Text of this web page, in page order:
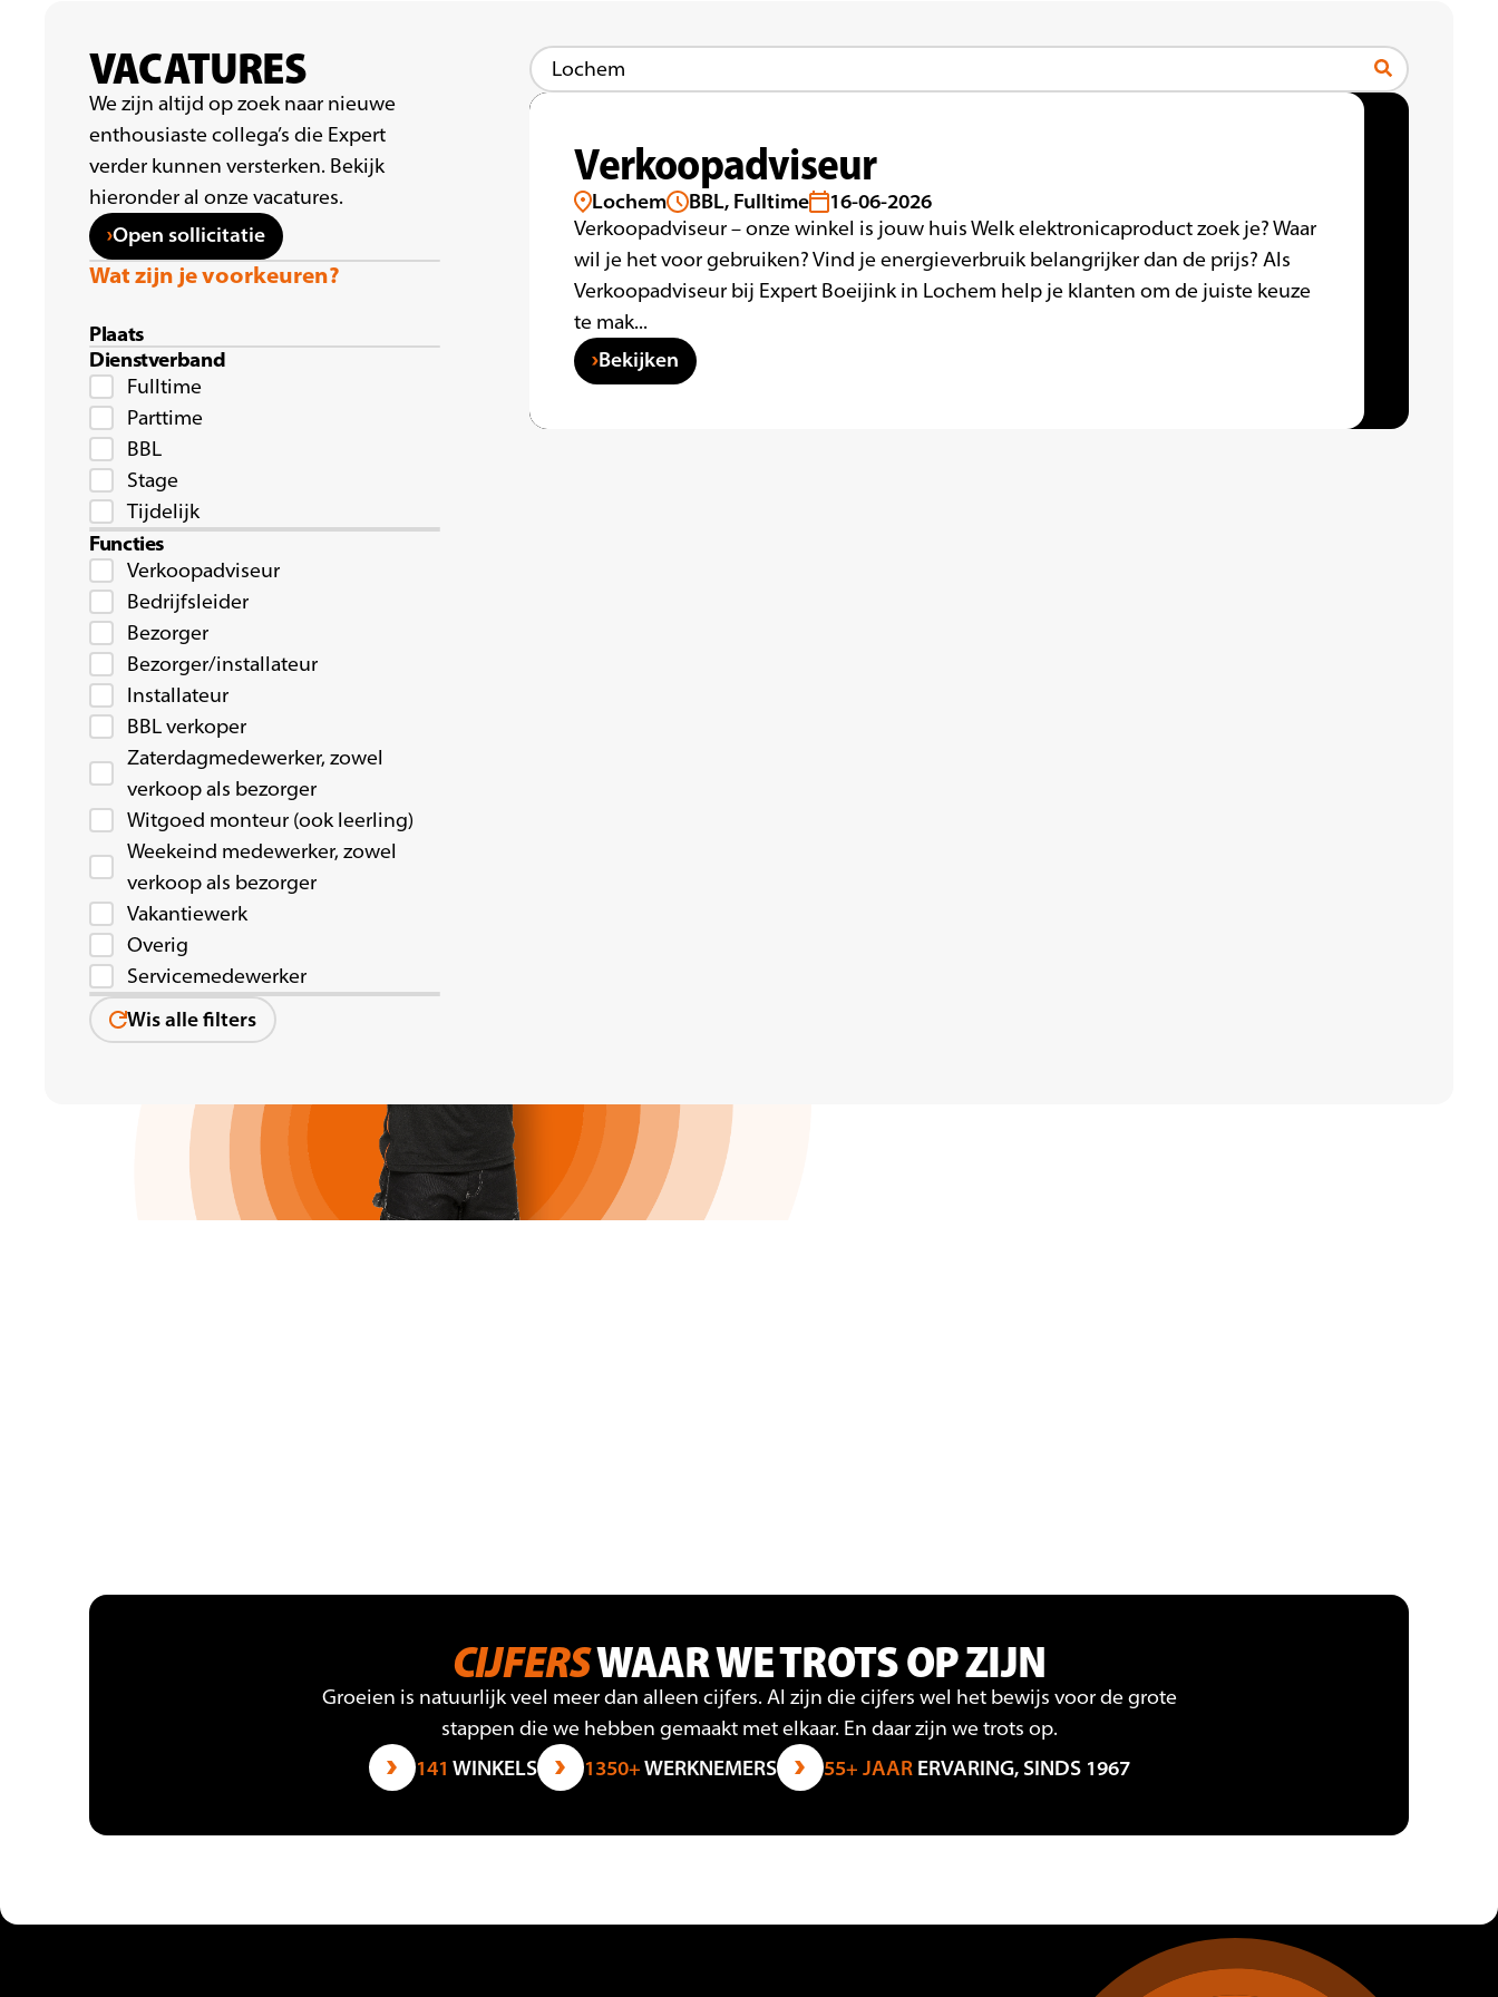
VACATURES
We zijn altijd op zoek naar nieuwe
enthousiaste collega’s die Expert
verder kunnen versterken. Bekijk
hieronder al onze vacatures.
Open sollicitatie
Wat zijn je voorkeuren?
Plaats
Dienstverband
Fulltime
Parttime
BBL
Stage
Tijdelijk
Functies
Verkoopadviseur
Bedrijfsleider
Bezorger
Bezorger/installateur
Installateur
BBL verkoper
Zaterdagmedewerker, zowel
verkoop als bezorger
Witgoed monteur (ook leerling)
Weekeind medewerker, zowel
verkoop als bezorger
Vakantiewerk
Overig
Servicemedewerker
Wis alle filters
Verkoopadviseur
Lochem BBL, Fulltime 16-06-2026
Verkoopadviseur – onze winkel is jouw huis Welk elektronicaproduct zoek je? Waar
wil je het voor gebruiken? Vind je energieverbruik belangrijker dan de prijs? Als
Verkoopadviseur bij Expert Boeijink in Lochem help je klanten om de juiste keuze
te mak...
Bekijken
CIJFERSWAAR WE TROTS OP ZIJN
Groeien is natuurlijk veel meer dan alleen cijfers. Al zijn die cijfers wel het bewijs voor de grote
stappen die we hebben gemaakt met elkaar. En daar zijn we trots op.
141 WINKELS 1350+WERKNEMERS 55+ JAARERVARING, SINDS 1967